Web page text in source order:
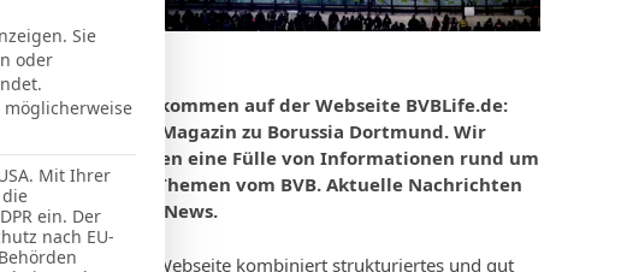
Willkommen auf der Webseite BVBLife.de:
Das Magazin zu Borussia Dortmund. Wir
bieten eine Fülle von Informationen rund um
die Themen vom BVB. Aktuelle Nachrichten
und News.
Die Webseite kombiniert strukturiertes und gut
Sie
oder
Mit Ihrer
ein. Der
nach EU-